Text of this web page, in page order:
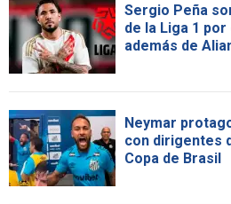
Sergio Peña
de la Liga 1
además de
Neymar
con dirigentes
Copa de Brasil